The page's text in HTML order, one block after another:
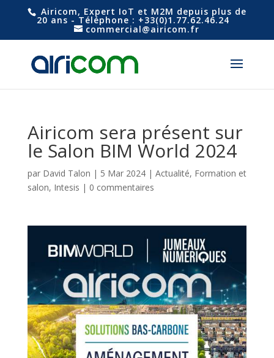
Airicom, Expert IoT et M2M depuis plus de
20 ans - Téléphone : +33(0)1.77.62.46.24
commercial@airicom.fr
Airicom sera présent sur
le Salon BIM World 2024
par David Talon | 5 Mar 2024| Actualité, Formation et
salon, Intesis | 0 commentaires